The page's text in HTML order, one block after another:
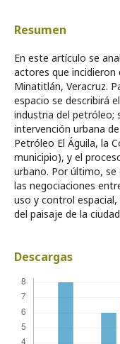
Resumen
En este artículo se
actores que
Minatitlán, Veracruz.
espacio se describirá
industria del petróleo;
intervención urbana
Petróleo El Águila, la
municipio), y el
urbano. Por último,
las negociaciones
uso y control
del paisaje de la
Descargas